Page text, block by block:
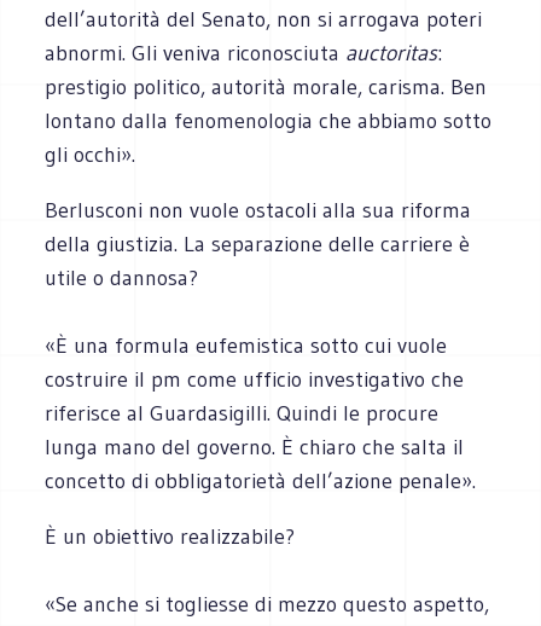
dell’autorità del Senato, non si arrogava poteri
abnormi. Gli veniva riconosciuta auctoritas:
prestigio politico, autorità morale, carisma. Ben
lontano dalla fenomenologia che abbiamo sotto
gli occhi».
Berlusconi non vuole ostacoli alla sua riforma
della giustizia. La separazione delle carriere è
utile o dannosa?
«È una formula eufemistica sotto cui vuole
costruire il pm come ufficio investigativo che
riferisce al Guardasigilli. Quindi le procure
lunga mano del governo. È chiaro che salta il
concetto di obbligatorietà dell’azione penale».
È un obiettivo realizzabile?
«Se anche si togliesse di mezzo questo aspetto,